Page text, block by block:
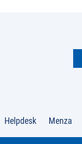
Helpdesk Menza